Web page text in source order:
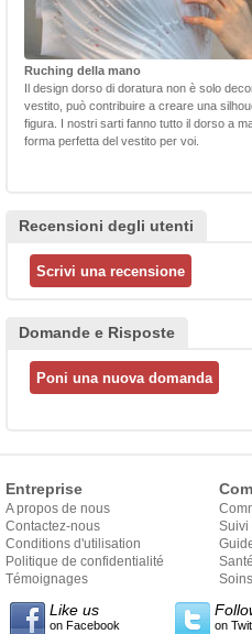
Ruching della mano
Il design dorso di doratura non è solo
vestito, può contribuire a creare una
figura. I nostri sarti fanno tutto il dorso a
forma perfetta del vestito per voi.
Recensioni degli utenti
Domande e Risposte
Entreprise
A propos de nous
Contactez-nous
Conditions d'utilisation
Politique de confidentialité
Témoignages
Suivi
Like us
on Facebook on